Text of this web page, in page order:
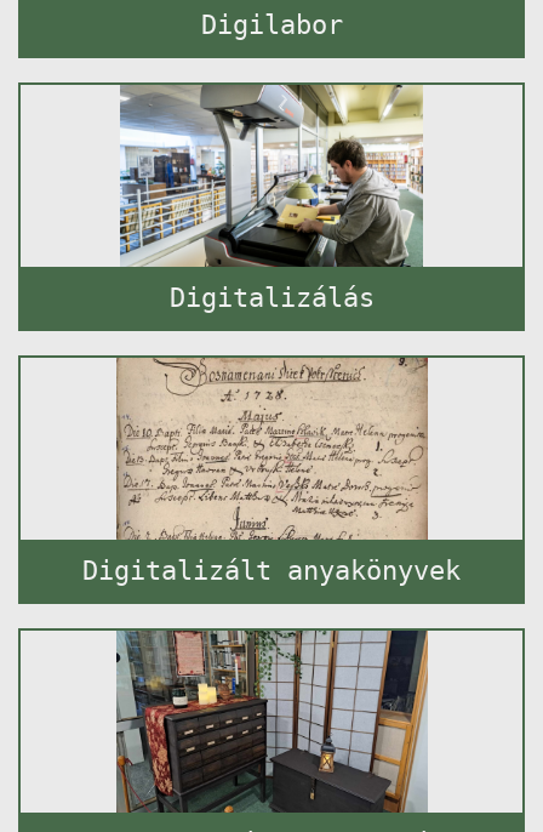
Digilabor
Digitalizálás
Digitalizált anyakönyvek